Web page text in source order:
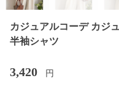
カジュアルコーデ カジ
半袖シャツ
3,420 円